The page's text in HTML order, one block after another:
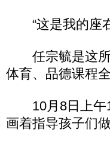
“这是我的座右
任宗毓是这所
体育、品德课程
10月8日上午
画着指导孩子们做